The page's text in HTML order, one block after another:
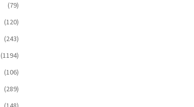
(79)
(120)
(243)
(1194)
(106)
(289)